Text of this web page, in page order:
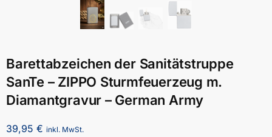
Barettabzeichen der Sanitätstruppe
SanTe – ZIPPO Sturmfeuerzeug m.
Diamantgravur – German Army
39,95 € inkl. MwSt.